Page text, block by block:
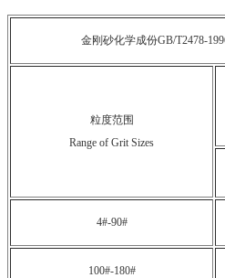
金刚砂化学成份GB/T2478-
粒度范围
Range of Grit Sizes
4#-90#
100#-180#